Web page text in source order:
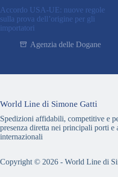
Accordo USA-UE: nuove regole
sulla prova dell’origine per gli
importatori
Agenzia delle Dogane
World Line di Simone Gatti
Spedizioni affidabili, competitive e
presenza diretta nei principali porti e
internazionali
Copyright © 2026 - World Line di